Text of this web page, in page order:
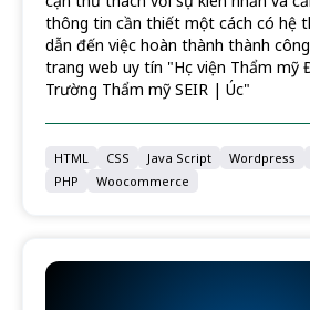
thông tin cần thiết một cách có hệ
dẫn đến việc hoàn thành thành
trang web uy tín "Học viện Thẩm
Trường Thẩm mỹ SEIR | Úc"
HTML CSS Java Script Wordpress
PHP
Woocommerce